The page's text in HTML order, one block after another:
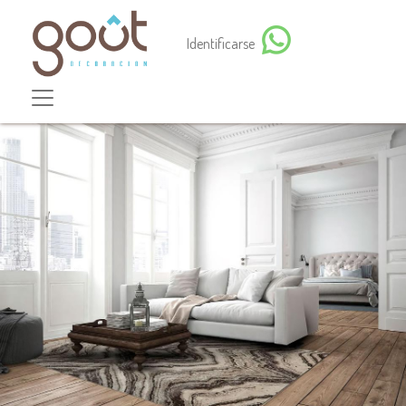
Identificarse